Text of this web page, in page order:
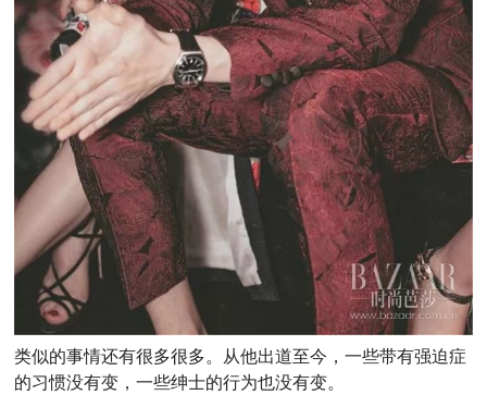
类似的事情还有很多很多。从他出道至今，一些带有强迫症
的习惯没有变，一些绅士的行为也没有变。